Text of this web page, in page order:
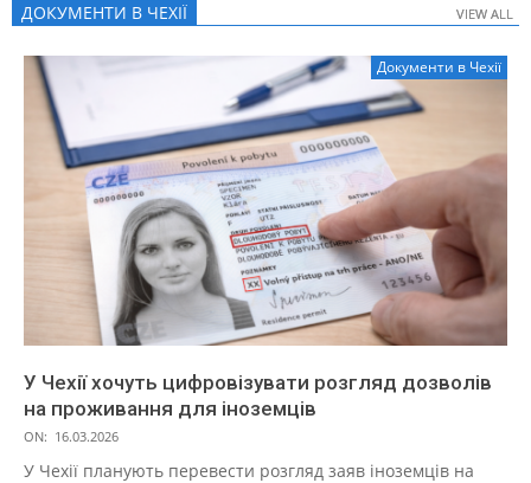
ДОКУМЕНТИ В ЧЕХІЇ VIEW ALL
Документи в Чехії
У Чехії хочуть цифровізувати розгляд дозволів
на проживання для іноземців
ON: 16.03.2026
У Чехії планують перевести розгляд заяв іноземців на
VIEW ALL